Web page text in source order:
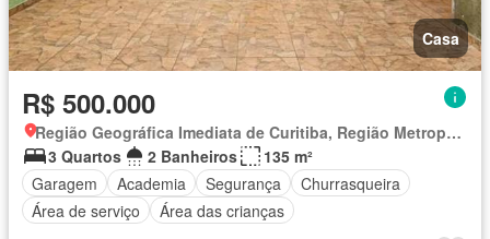
Casa
R$ 500.000
Região Geográfica Imediata de Curitiba, Região Metropolitana de Curitiba
3 Quartos
2 Banheiros
135 m²
Garagem
Academia Segurança
Churrasqueira
Área de serviço
Área das crianças